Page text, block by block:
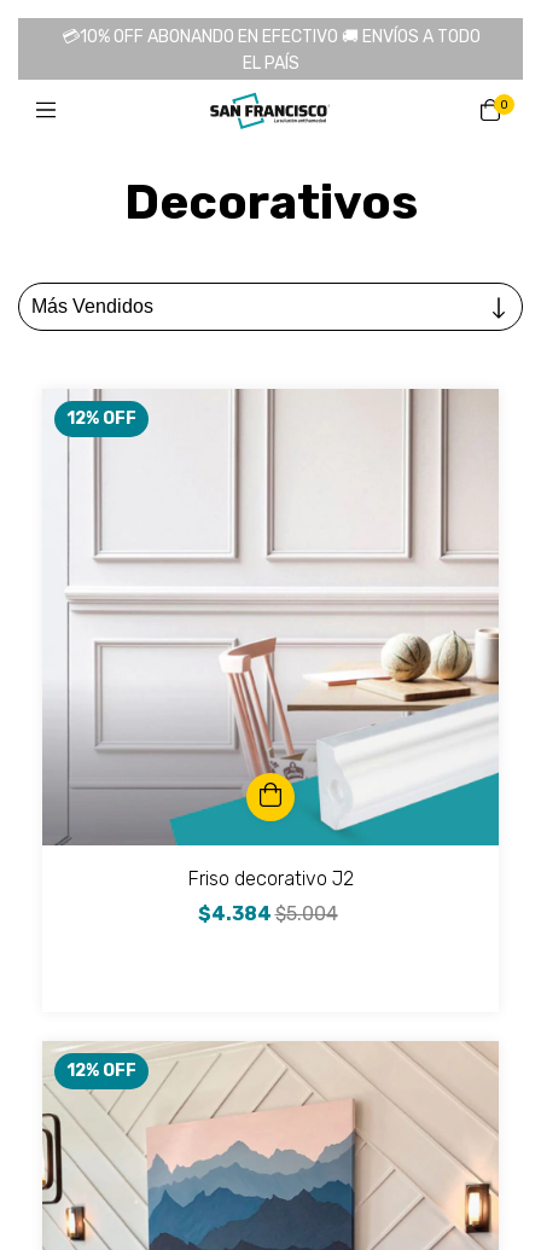
💳10% OFF ABONANDO EN EFECTIVO 🚚 ENVÍOS A TODO
EL PAÍS
0
Decorativos
12% OFF
Friso decorativo J2
$4.384$5.004
12% OFF